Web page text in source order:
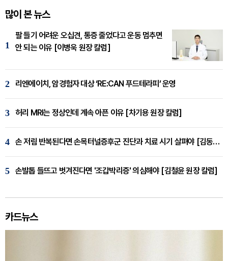
많이 본 뉴스
1
팔 들기 어려운 오십견, 통증 줄었다고 운동 멈추면
안 되는 이유 [이병욱 원장 칼럼]
2 리엔에이치, 암경험자 대상 ‘RE:CAN 푸드테라피’ 운영
3 허리 MRI는 정상인데 계속 아픈 이유 [차기용 원장 칼럼]
4 손 저림 반복된다면 손목터널증후군 진단과 치료 시기 살펴야 [김동현 원장 칼럼]
5 손발톱 들뜨고 벗겨진다면 '조갑박리증' 의심해야 [김철윤 원장 칼럼]
카드뉴스